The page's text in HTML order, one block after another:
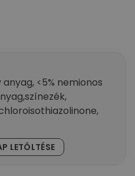
<5% nemionos
LETÖLTÉSE